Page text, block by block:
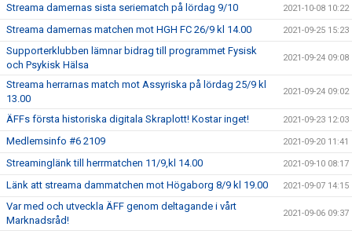
Streama damernas sista seriematch på lördag 9/10 2021-10-08 10:22
Streama damernas matchen mot HGH FC 26/9 kl 14.00 2021-09-25 15:23
Supporterklubben lämnar bidrag till programmet Fysisk
och Psykisk Hälsa
2021-09-24 09:08
Streama herrarnas match mot Assyriska på lördag 25/9 kl
13.00
2021-09-24 09:02
ÄFFs första historiska digitala Skraplott! Kostar inget! 2021-09-23 12:03
Medlemsinfo #6 2109 2021-09-20 11:41
Streaminglänk till herrmatchen 11/9,kl 14.00 2021-09-10 08:17
Länk att streama dammatchen mot Högaborg 8/9 kl 19.00 2021-09-07 14:15
Var med och utveckla ÄFF genom deltagande i vårt
Marknadsråd!
2021-09-06 09:37